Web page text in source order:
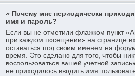
» Почему мне периодически
имя и пароль?
Если вы не отметили флажком пункт
при каждом посещении» на странице
оставаться под своим именем на
время. Это сделано для того, чтобы
воспользоваться вашей учетной
не приходилось вводить имя